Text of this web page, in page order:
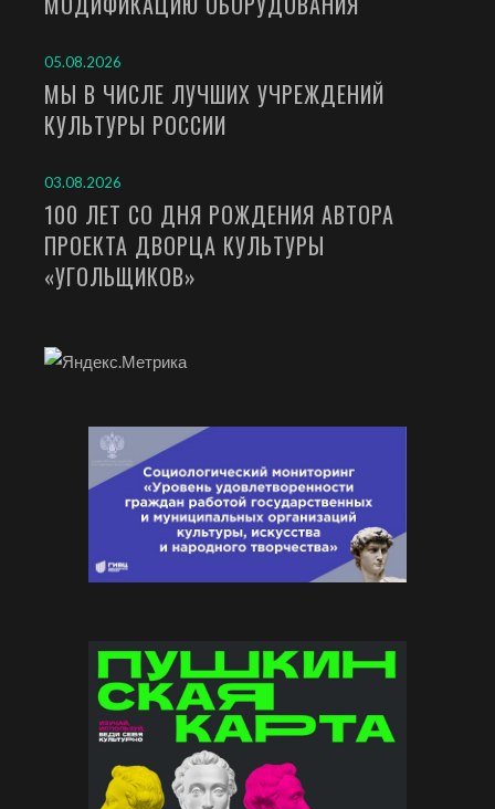
05.08.2026
МЫ В ЧИСЛЕ ЛУЧШИХ УЧРЕЖДЕНИЙ
КУЛЬТУРЫ РОССИИ
03.08.2026
100 ЛЕТ СО ДНЯ РОЖДЕНИЯ АВТОРА
ПРОЕКТА ДВОРЦА КУЛЬТУРЫ
«УГОЛЬЩИКОВ»